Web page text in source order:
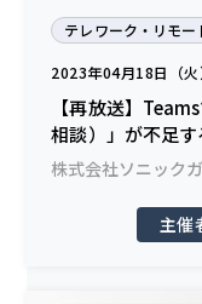
テレワーク・リモー
2023年04月18日（
【再放送】
相談）」が不足す
株式会社ソニック
主催